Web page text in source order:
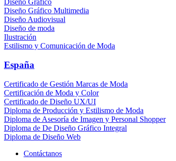
Diseño Gráfico
Diseño Gráfico Multimedia
Diseño Audiovisual
Diseño de moda
Ilustración
Estilismo y Comunicación de Moda
España
Certificado de Gestión Marcas de Moda
Certificación de Moda y Color
Certificado de Diseño UX/UI
Diploma de Producción y Estilismo de Moda
Diploma de Asesoría de Imagen y Personal Shopper
Diploma de De Diseño Gráfico Integral
Diploma de Diseño Web
Contáctanos